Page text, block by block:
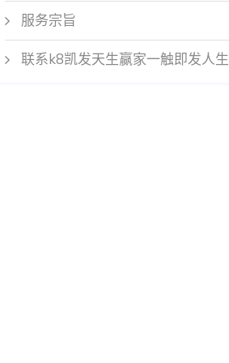
服务宗旨
联系k8凯发天生赢家一触即发人生